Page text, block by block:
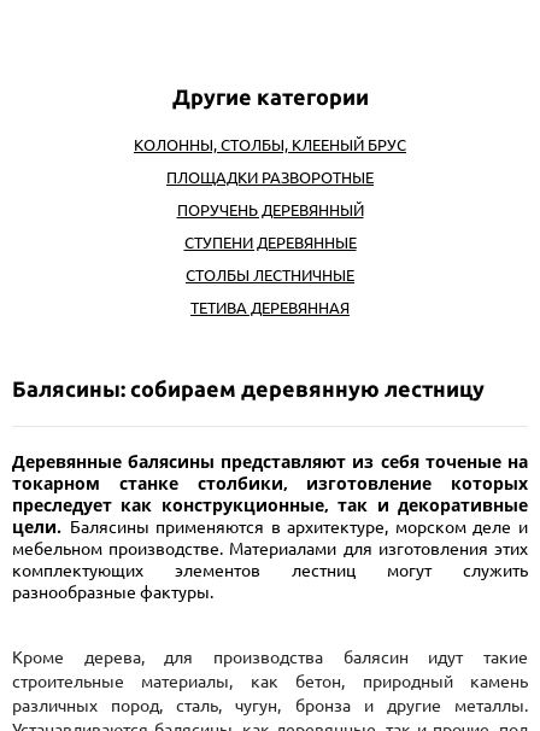
КОЛОННЫ, СТОЛБЫ, КЛЕЕНЫЙ БРУС
ПЛОЩАДКИ РАЗВОРОТНЫЕ
ПОРУЧЕНЬ ДЕРЕВЯННЫЙ
СТУПЕНИ ДЕРЕВЯННЫЕ
СТОЛБЫ ЛЕСТНИЧНЫЕ
ТЕТИВА ДЕРЕВЯННАЯ
Балясины: собираем деревянную лестницу
Деревянные балясины представляют из себя точеные на
токарном станке столбики, изготовление которых
преследует как конструкционные, так и декоративные
цели. Балясины применяются в архитектуре, морском деле и
мебельном производстве. Материалами для изготовления этих
комплектующих элементов лестниц могут служить
разнообразные фактуры.
Кроме дерева, для производства балясин идут такие
строительные материалы, как бетон, природный камень
различных пород, сталь, чугун, бронза и другие металлы.